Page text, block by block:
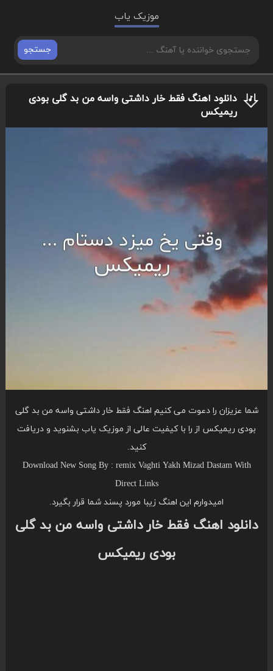
موزیک یاب
جستجو
دانلود اهنگ فقط خار داشتی واسه من بد گلی بودی
ریمیکس
شما عزیزان را دعوت می کنیم اهنگ فقط خار داشتی واسه من بد گلی
بودی ریمیکس از را با کیفیت عالی از موزیک یاب بشنوید و دریافت
کنید.
Download New Song By : remix Vaghti Yakh Mizad Dastam With
Direct Links
امیدوارم این اهنگ زیبا مورد پسند شما قرار بگیرد.
دانلود اهنگ فقط خار داشتی واسه من بد گلی
بودی ریمیکس